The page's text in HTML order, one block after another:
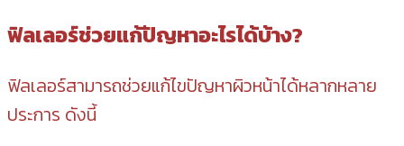
ฟิลเลอร์ช่วยแก้ปัญหาอะไรได้บ้าง?
ฟิลเลอร์สามารถช่วยแก้ไขปัญหาผิวหน้าได้หลากหลาย
ประการ ดังนี้